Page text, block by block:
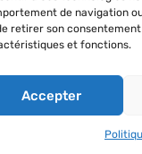
de navigation
retirer son
et fonctions.
Accepter
AVF
des AVF
l’actualité du